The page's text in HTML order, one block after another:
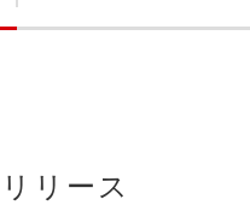
リース